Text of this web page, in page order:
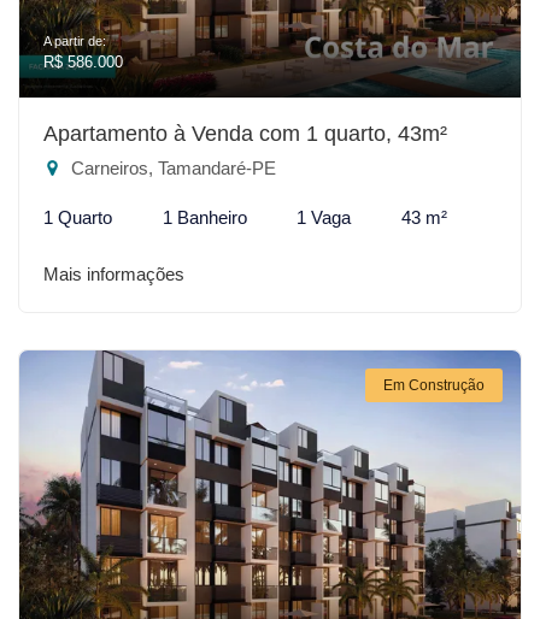
A partir de:
R$ 586.000
Apartamento à Venda com 1 quarto, 43m²
Carneiros, Tamandaré-PE
1 Quarto 1 Banheiro 1 Vaga 43 m²
Mais informações
Em Construção